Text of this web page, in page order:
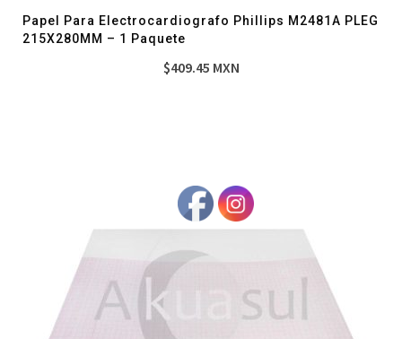
Papel Para Electrocardiografo Phillips M2481A PLEG
215X280MM – 1 Paquete
$409.45 MXN